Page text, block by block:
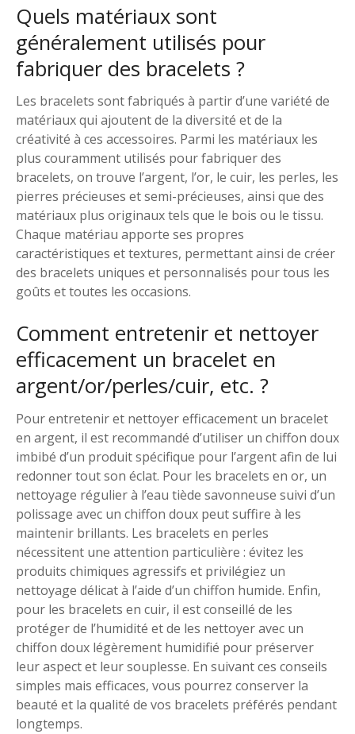
Quels matériaux sont
généralement utilisés pour
fabriquer des bracelets ?
Les bracelets sont fabriqués à partir d’une variété de
matériaux qui ajoutent de la diversité et de la
créativité à ces accessoires. Parmi les matériaux les
plus couramment utilisés pour fabriquer des
bracelets, on trouve l’argent, l’or, le cuir, les perles, les
pierres précieuses et semi-précieuses, ainsi que des
matériaux plus originaux tels que le bois ou le tissu.
Chaque matériau apporte ses propres
caractéristiques et textures, permettant ainsi de créer
des bracelets uniques et personnalisés pour tous les
goûts et toutes les occasions.
Comment entretenir et nettoyer
efficacement un bracelet en
argent/or/perles/cuir, etc. ?
Pour entretenir et nettoyer efficacement un bracelet
en argent, il est recommandé d’utiliser un chiffon doux
imbibé d’un produit spécifique pour l’argent afin de lui
redonner tout son éclat. Pour les bracelets en or, un
nettoyage régulier à l’eau tiède savonneuse suivi d’un
polissage avec un chiffon doux peut suffire à les
maintenir brillants. Les bracelets en perles
nécessitent une attention particulière : évitez les
produits chimiques agressifs et privilégiez un
nettoyage délicat à l’aide d’un chiffon humide. Enfin,
pour les bracelets en cuir, il est conseillé de les
protéger de l’humidité et de les nettoyer avec un
chiffon doux légèrement humidifié pour préserver
leur aspect et leur souplesse. En suivant ces conseils
simples mais efficaces, vous pourrez conserver la
beauté et la qualité de vos bracelets préférés pendant
longtemps.